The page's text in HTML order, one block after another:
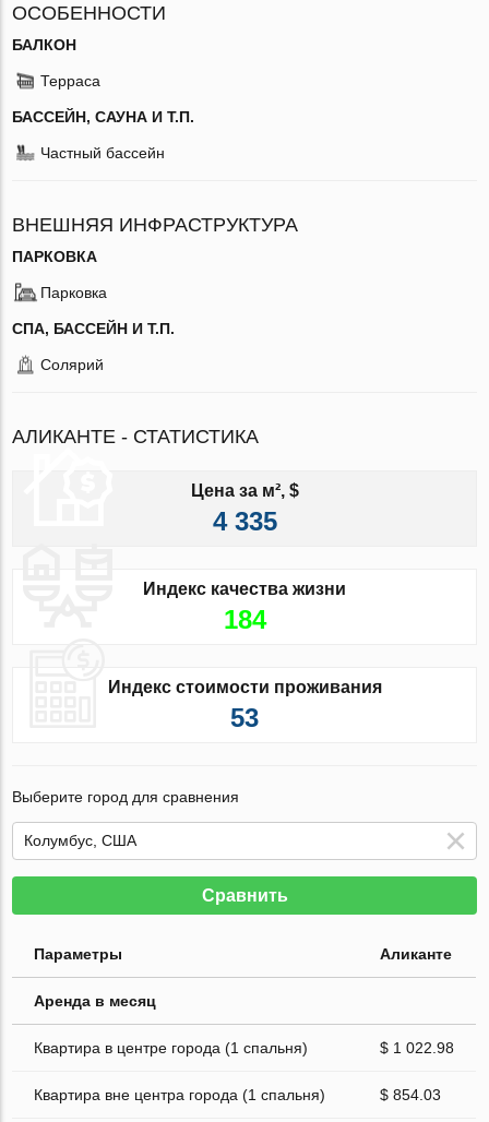
ОСОБЕННОСТИ
БАЛКОН
Терраса
БАССЕЙН, САУНА И Т.П.
Частный бассейн
ВНЕШНЯЯ ИНФРАСТРУКТУРА
ПАРКОВКА
Парковка
СПА, БАССЕЙН И Т.П.
Солярий
АЛИКАНТЕ - СТАТИСТИКА
Цена за м², $
4 335
Индекс качества жизни
184
Индекс стоимости проживания
53
Выберите город для сравнения
Сравнить
Параметры Аликанте
Аренда в месяц
Квартира в центре города (1 спальня) $ 1 022.98
Квартира вне центра города (1 спальня) $ 854.03